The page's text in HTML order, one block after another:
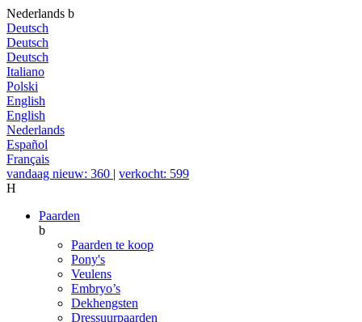
Nederlands b
Deutsch
Deutsch
Deutsch
Italiano
Polski
English
English
Nederlands
Español
Français
vandaag nieuw: 360 | verkocht: 599
H
Paarden
b
Paarden te koop
Pony's
Veulens
Embryo’s
Dekhengsten
Dressuurpaarden